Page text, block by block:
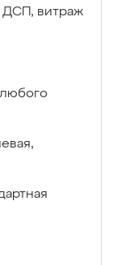
ДСП, витраж